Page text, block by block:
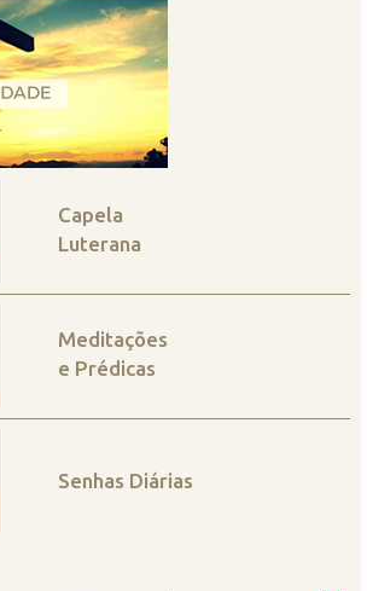
Capela
Luterana
Meditações
e Prédicas
Senhas Diárias